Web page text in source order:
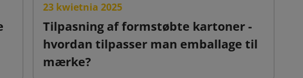
23 kwietnia 2025
Tilpasning af formstøbte kartoner -
hvordan tilpasser man emballage til
mærke?